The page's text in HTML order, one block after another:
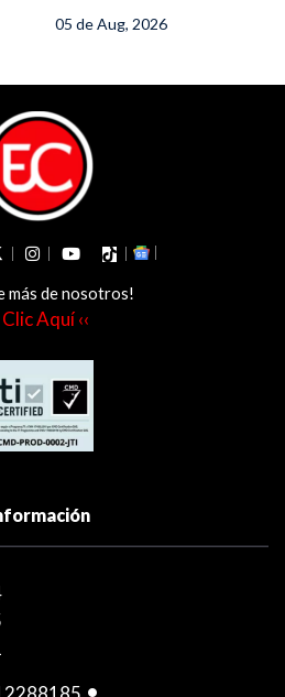
05 de Aug, 2026
más de nosotros!
Clic Aquí ‹‹